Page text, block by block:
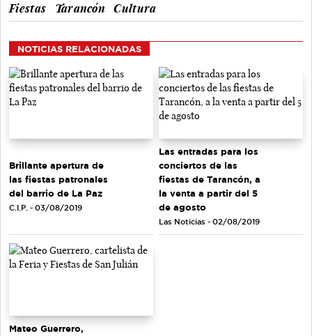
Fiestas
Tarancón Cultura
NOTICIAS RELACIONADAS
Brillante apertura de
las fiestas patronales
del barrio de La Paz
C.I.P. - 03/08/2019
Las entradas para los
conciertos de las
fiestas de Tarancón, a
la venta a partir del 5
de agosto
Las Noticias - 02/08/2019
Mateo Guerrero,